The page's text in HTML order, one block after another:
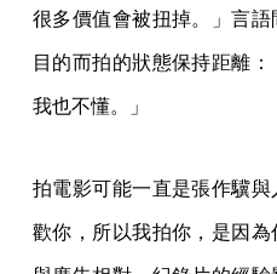
很多價值會被扭掉。」言
目的而拍的狀態保持距離
我也不懂。」
拍電影可能一直是張作驥
歡你，所以我拍你，是因為